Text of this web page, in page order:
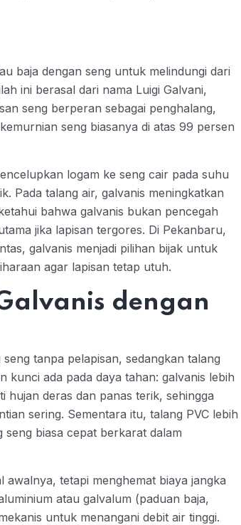
baja dengan seng untuk melindungi dari
ini berasal dari nama Luigi Galvani,
seng berperan sebagai penghalang,
seng biasanya di atas 99 persen
logam ke seng cair pada suhu
Pada talang air, galvanis meningkatkan
bahwa galvanis bukan pencegah
jika lapisan tergores. Di Pekanbaru,
galvanis menjadi pilihan bijak untuk
agar lapisan tetap utuh.
dengan
tanpa pelapisan, sedangkan talang
kunci ada pada daya tahan: galvanis lebih
hujan deras dan panas terik, sehingga
sering. Sementara itu, talang PVC lebih
biasa cepat berkarat dalam
tetapi menghemat biaya jangka
atau galvalum (paduan baja,
untuk menangani debit air tinggi.